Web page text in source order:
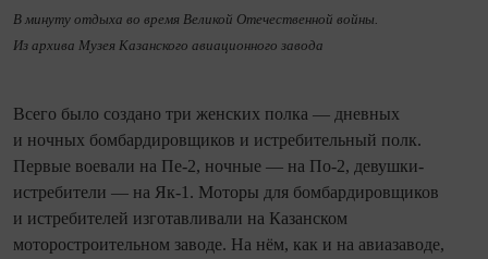
В минуту отдыха во время Великой Отечественной войны.
Из архива Музея Казанского авиационного завода
Всего было создано три женских полка — дневных
и ночных бомбардировщиков и истребительный полк.
Первые воевали на Пе-2, ночные — на По-2, девушки-
истребители — на Як-1. Моторы для бомбардировщиков
и истребителей изготавливали на Казанском
моторостроительном заводе. На нём, как и на авиазаводе,